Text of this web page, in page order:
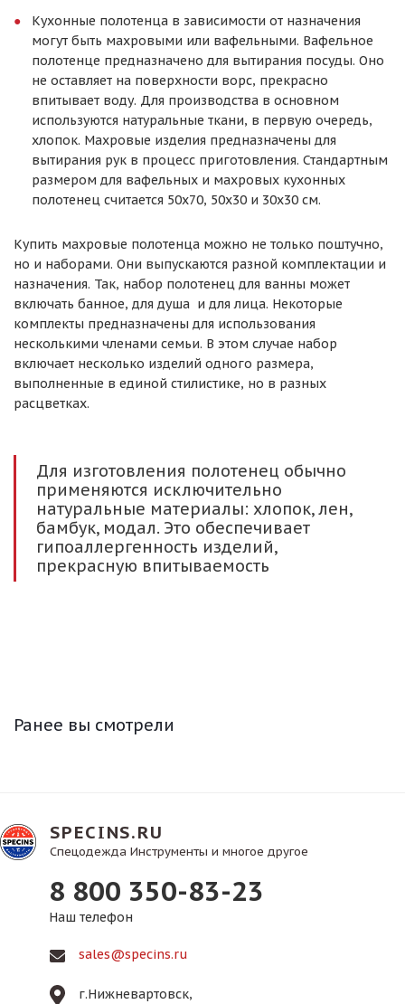
Кухонные полотенца в зависимости от назначения
могут быть махровыми или вафельными. Вафельное
полотенце предназначено для вытирания посуды. Оно
не оставляет на поверхности ворс, прекрасно
впитывает воду. Для производства в основном
используются натуральные ткани, в первую очередь,
хлопок. Махровые изделия предназначены для
вытирания рук в процесс приготовления. Стандартным
размером для вафельных и махровых кухонных
полотенец считается 50х70, 50х30 и 30х30 см.
Купить махровые полотенца можно не только поштучно,
но и наборами. Они выпускаются разной комплектации и
назначения. Так, набор полотенец для ванны может
включать банное, для душа и для лица. Некоторые
комплекты предназначены для использования
несколькими членами семьи. В этом случае набор
включает несколько изделий одного размера,
выполненные в единой стилистике, но в разных
расцветках.
Для изготовления полотенец обычно
применяются исключительно
натуральные материалы: хлопок, лен,
бамбук, модал. Это обеспечивает
гипоаллергенность изделий,
прекрасную впитываемость
Ранее вы смотрели
SPECINS.RU
Спецодежда Инструменты и многое другое
8 800 350-83-23
Наш телефон
sales@specins.ru
г.Нижневартовск,